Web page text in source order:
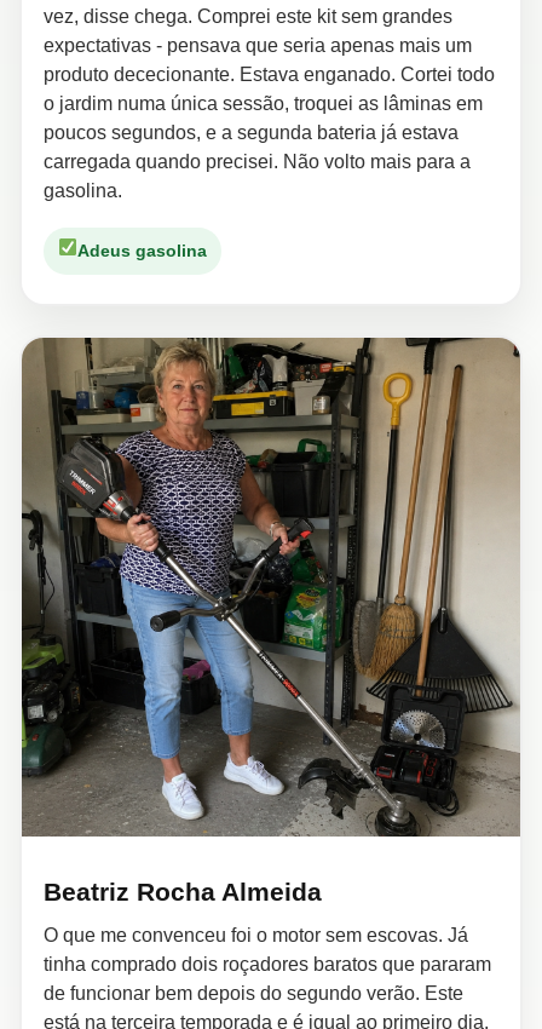
vez, disse chega. Comprei este kit sem grandes
expectativas - pensava que seria apenas mais um
produto dececionante. Estava enganado. Cortei todo
o jardim numa única sessão, troquei as lâminas em
poucos segundos, e a segunda bateria já estava
carregada quando precisei. Não volto mais para a
gasolina.
Adeus gasolina
Beatriz Rocha Almeida
O que me convenceu foi o motor sem escovas. Já
tinha comprado dois roçadores baratos que pararam
de funcionar bem depois do segundo verão. Este
está na terceira temporada e é igual ao primeiro dia.